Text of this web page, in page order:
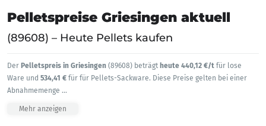
Pelletspreise Griesingen aktuell
(89608) – Heute Pellets kaufen
Der Pelletspreis in Griesingen (89608) beträgt heute 440,12 €/t für lose
Ware und 534,41 € für für Pellets-Sackware. Diese Preise gelten bei einer
Abnahmemenge ...
Mehr anzeigen